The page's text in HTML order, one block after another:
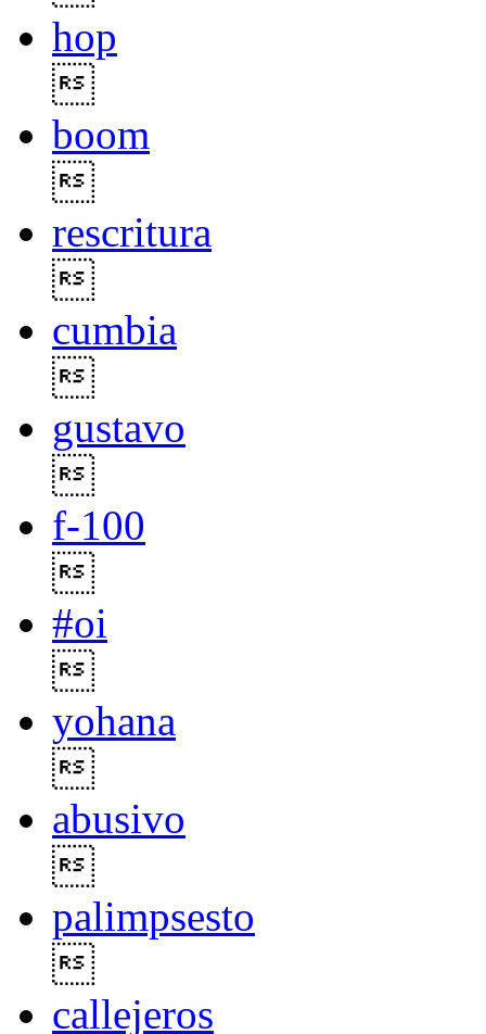
hop
boom
rescritura
cumbia
gustavo
f-100
#oi
yohana
abusivo
palimpsesto
callejeros